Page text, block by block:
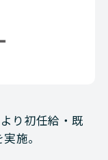
り初任給・既
施。